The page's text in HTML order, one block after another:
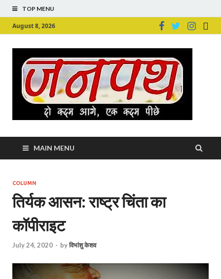
TOP MENU
August 8, 2026
MAIN MENU
COLUMN
तिर्यक आसन: राष्ट्र चिंता का
कॉपीराइट
July 24, 2020 - byविभांशु केशव